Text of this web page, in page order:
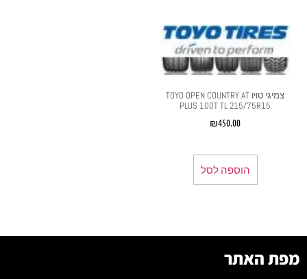
צמיגי טויו TOYO OPEN COUNTRY AT
PLUS 100T TL 215/75R15
₪450.00
הוספה לסל
מפת האתר